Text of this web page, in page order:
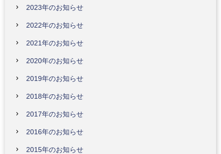
2023年のお知らせ
2022年のお知らせ
2021年のお知らせ
2020年のお知らせ
2019年のお知らせ
2018年のお知らせ
2017年のお知らせ
2016年のお知らせ
2015年のお知らせ